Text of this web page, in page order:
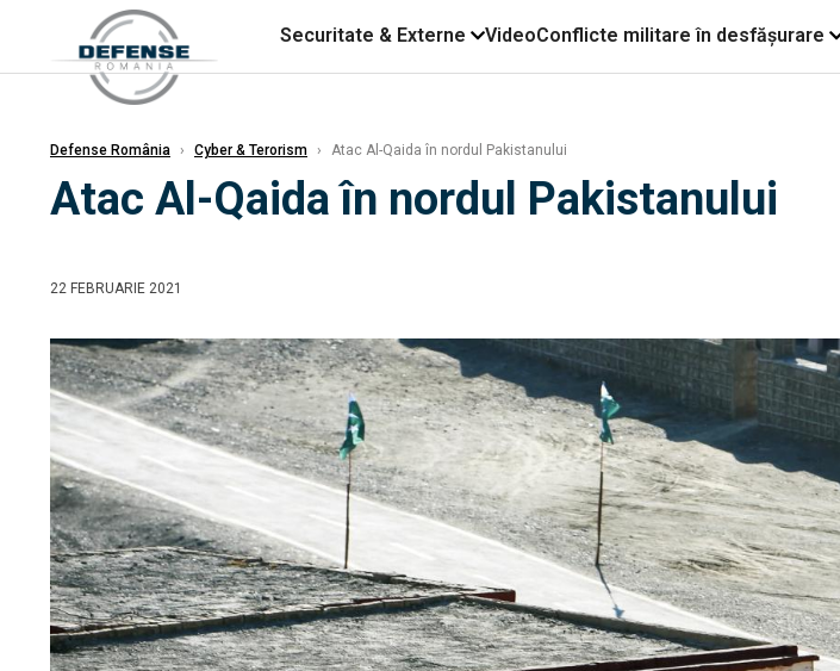
Securitate & Externe VideoConflicte militare în desfășurare
Defense România › Cyber & Terorism › Atac Al-Qaida în nordul Pakistanului
Atac Al-Qaida în nordul Pakistanului
22 FEBRUARIE 2021